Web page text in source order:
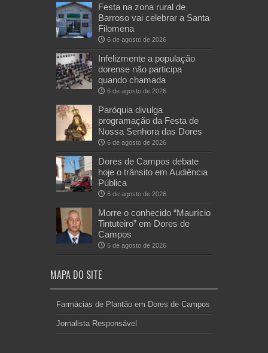
Festa na zona rural de
Barroso vai celebrar a Santa
Filomena
6 de agosto de 2026
Infelizmente a população
dorense não participa
quando chamada
6 de agosto de 2026
Paróquia divulga
programação da Festa de
Nossa Senhora das Dores
6 de agosto de 2026
Dores de Campos debate
hoje o trânsito em Audiência
Pública
6 de agosto de 2026
Morre o conhecido “Maurício
Tintuteiro” em Dores de
Campos
5 de agosto de 2026
MAPA DO SITE
Farmácias de Plantão em Dores de Campos
Jornalista Responsável